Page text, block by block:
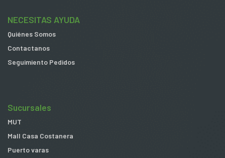
NECESITAS AYUDA
Quiénes Somos
Contactanos
Seguimiento Pedidos
Sucursales
MUT
Mall Casa Costanera
Puerto varas